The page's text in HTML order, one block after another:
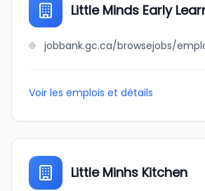
Little Minds Early
Voir les emplois et détails
Little Minhs Kitchen